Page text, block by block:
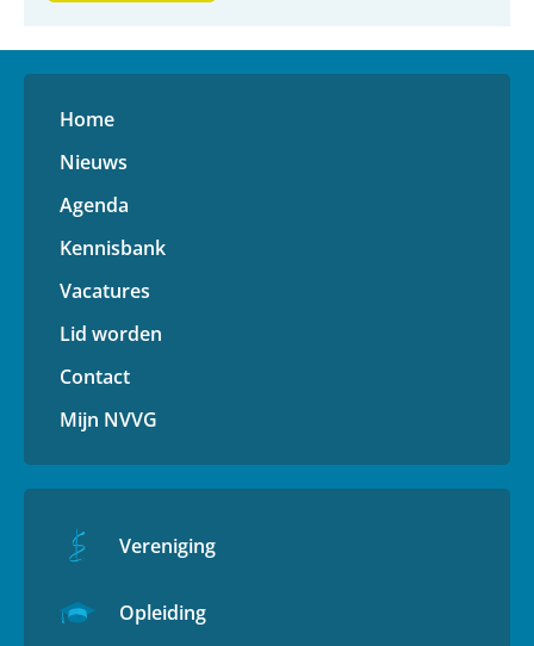
Home
Nieuws
Agenda
Kennisbank
Vacatures
Lid worden
Contact
Mijn NVVG
Vereniging
Opleiding